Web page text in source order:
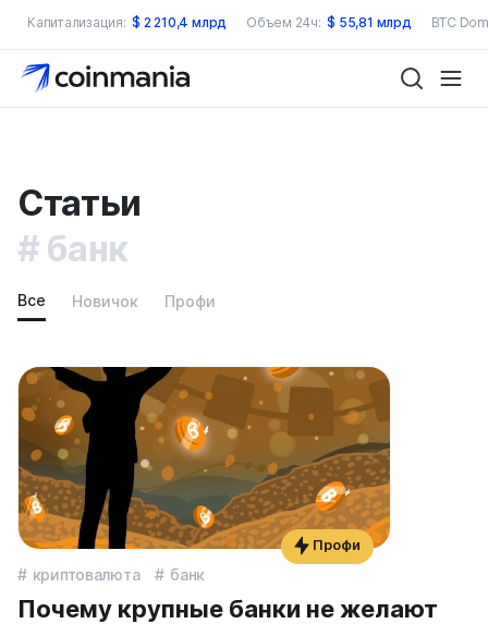
Капитализация: $ 2 210,4 млрд Объем 24ч: $ 55,81 млрд BTC
Статьи
банк
Все Новичок Профи
криптовалюта банк
Почему крупные банки не желают
Профи